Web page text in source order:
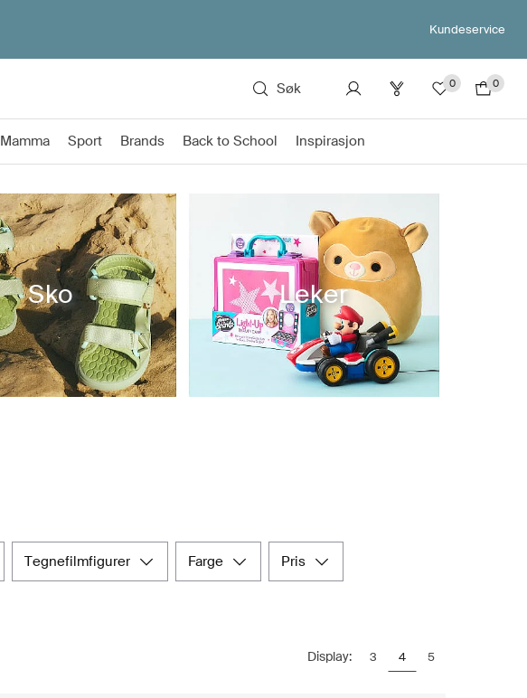
Kundeservice
Søk 0 0
Mamma Sport Brands Back to School Inspirasjon
Sko Leker
tegnefilmfigurer farge pris
Display: 3 4 5